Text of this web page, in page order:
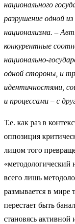
национального
разрушение одной
национализма. –
конкурентные
национально-
одной стороны, и
идентичностями,
и процессами – с
Т.е. как раз в
оппозиция
лицом того
«методологический
всего лишь
размывается в мире
перестает быть
становясь